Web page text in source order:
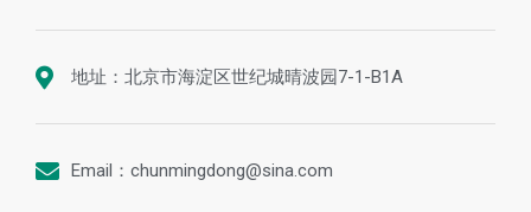
地址：北京市海淀区世纪城晴波园7-1-B1A
Email：chunmingdong@sina.com